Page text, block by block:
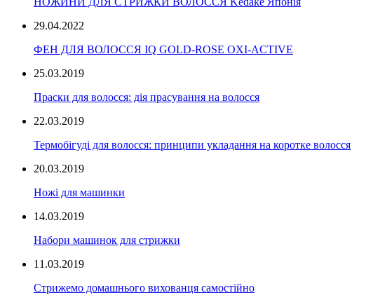
29.04.2022
ФЕН ДЛЯ ВОЛОССЯ IQ GOLD-ROSE OXI-ACTIVE
25.03.2019
Праски для волосся: дія прасування на волосся
22.03.2019
Термобігуді для волосся: принципи укладання на коротке волосся
20.03.2019
Ножі для машинки
14.03.2019
Набори машинок для стрижки
11.03.2019
Стрижемо домашнього вихованця самостійно